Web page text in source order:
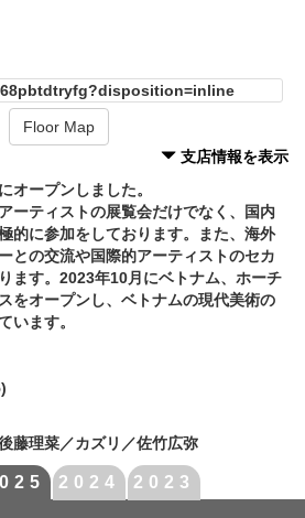
Floor Map
支店情報を表示
オープンしました。
ーティストの展覧会だけでなく、国内
的に参加をしております。また、海外
との交流や国際的アーティストのセカ
ます。2023年10月にベトナム、ホーチ
をオープンし、ベトナムの現代美術の
います。
藤理菜／カズリ／佐竹広弥
2024 2023